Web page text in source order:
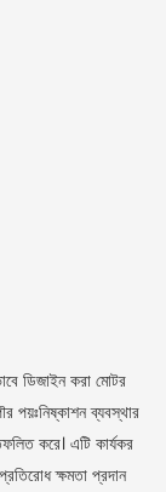
ডিজাইন করা মোটর
পয়ঃনিষ্কাশন ব্যবস্থার
করে। এটি কার্যকর
ক্ষমতা প্রদান